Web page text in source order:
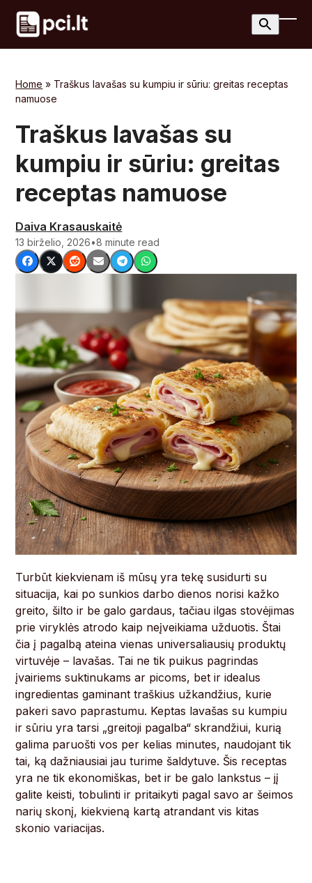
Skip
content
Home » Traškus lavašas su kumpiu ir sūriu: greitas receptas
namuose
Traškus lavašas su
kumpiu ir sūriu: greitas
receptas namuose
Daiva Krasauskaitė
13 birželio, 2026•8 minute read
Turbūt kiekvienam iš mūsų yra tekę susidurti su
situacija, kai po sunkios darbo dienos norisi kažko
greito, šilto ir be galo gardaus, tačiau ilgas stovėjimas
prie viryklės atrodo kaip neįveikiama užduotis. Štai
čia į pagalbą ateina vienas universaliausių produktų
virtuvėje – lavašas. Tai ne tik puikus pagrindas
įvairiems suktinukams ar picoms, bet ir idealus
ingredientas gaminant traškius užkandžius, kurie
pakeri savo paprastumu. Keptas lavašas su kumpiu
ir sūriu yra tarsi „greitoji pagalba“ skrandžiui, kurią
galima paruošti vos per kelias minutes, naudojant tik
tai, ką dažniausiai jau turime šaldytuve. Šis receptas
yra ne tik ekonomiškas, bet ir be galo lankstus – jį
galite keisti, tobulinti ir pritaikyti pagal savo ar šeimos
narių skonį, kiekvieną kartą atrandant vis kitas
skonio variacijas.